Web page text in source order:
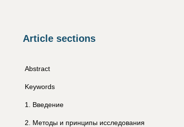
Article sections
Abstract
Keywords
1 Введение
2 Методы и принципы исследования